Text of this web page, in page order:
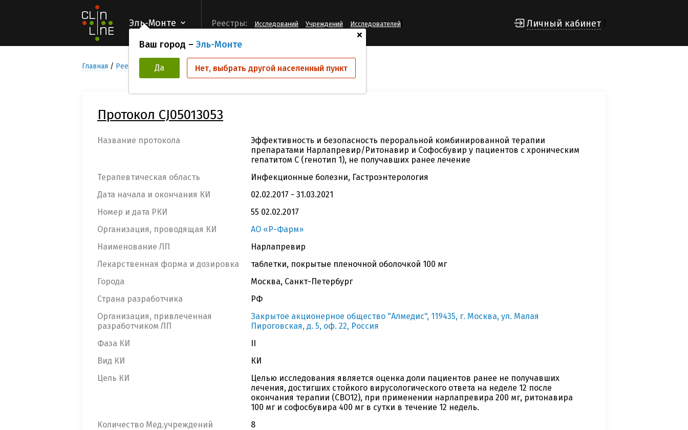
Эль-Монте
+
Ваш город – Эль-Монте
Да Нет, выбрать другой населенный пункт
Реестры: Исследований Учреждений Исследователей Личный кабинет
Главная Реестр Клинических исследований CJ05013053
Протокол CJ05013053
Название протокола
Эффективность и безопасность пероральной комбинированной терапии
препаратами Нарлапревир/Ритонавир и Софосбувир у пациентов с хроническим
гепатитом С (генотип 1), не получавших ранее лечение
Терапевтическая область
Инфекционные болезни, Гастроэнтерология
Дата начала и окончания КИ
02.02.2017 - 31.03.2021
Номер и дата РКИ
55 02.02.2017
Организация, проводящая КИ
АО «Р-Фарм»
Наименование ЛП
Нарлапревир
Лекарственная форма и дозировка
таблетки, покрытые пленочной оболочкой 100 мг
Города
Москва, Санкт-Петербург
Страна разработчика
РФ
Организация, привлеченная
разработчиком ЛП
Закрытое акционерное общество "Алмедис", 119435, г. Москва, ул. Малая
Пироговская, д. 5, оф. 22, Россия
Фаза КИ
II
Вид КИ
КИ
Цель КИ
Целью исследования является оценка доли пациентов ранее не получавших
лечения, достигших стойкого вирусологического ответа на неделе 12 после
окончания терапии (СВО12), при применении нарлапревира 200 мг, ритонавира
100 мг и софосбувира 400 мг в сутки в течение 12 недель.
Количество Мед.учреждений
8